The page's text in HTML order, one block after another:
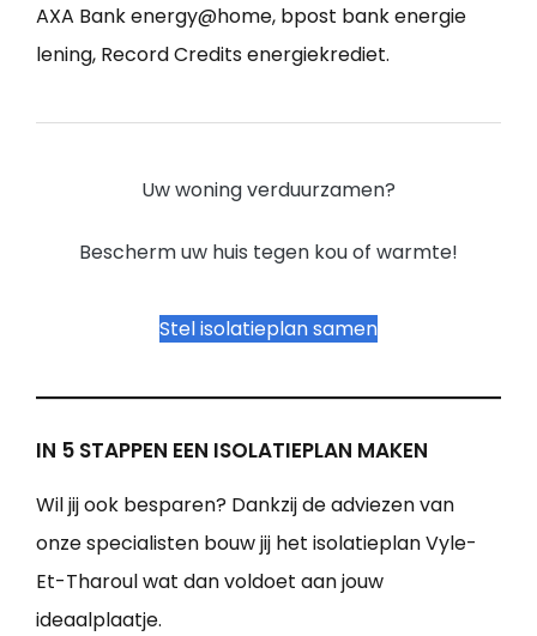
AXA Bank energy@home, bpost bank energie
lening, Record Credits energiekrediet.
Uw woning verduurzamen?
Bescherm uw huis tegen kou of warmte!
Stel isolatieplan samen
IN 5 STAPPEN EEN ISOLATIEPLAN MAKEN
Wil jij ook besparen? Dankzij de adviezen van
onze specialisten bouw jij het isolatieplan Vyle-
Et-Tharoul wat dan voldoet aan jouw
ideaalplaatje.